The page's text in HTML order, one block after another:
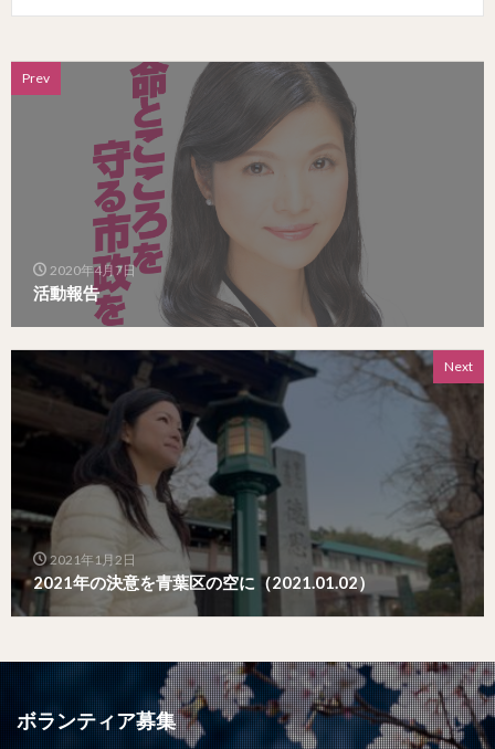
Prev
2020年4月7日
活動報告
Next
2021年1月2日
2021年の決意を青葉区の空に（2021.01.02）
ボランティア募集